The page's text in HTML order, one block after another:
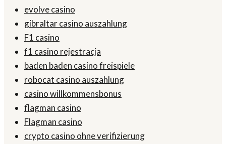
evolve casino
gibraltar casino auszahlung
F1 casino
f1 casino rejestracja
baden baden casino freispiele
robocat casino auszahlung
casino willkommensbonus
flagman casino
Flagman casino
crypto casino ohne verifizierung